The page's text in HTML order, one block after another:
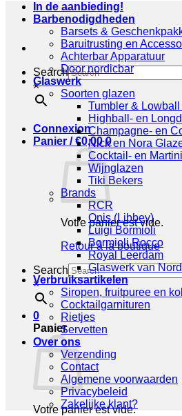
Search
×
Connexion
Panier /€0,00 0
Votre panier est vide.
Retour à la boutique
Search
×
0
Panier
Votre panier est vide.
In de aanbieding!
Barbenodigdheden
Barsets &
Baruitrusting en
Achterbar Apparatuur
Door nordicbar
Glaswerk
Soorten glazen
Tumbler & Lowball
Highball- en
Champagne- en
Nick en Nora
Cocktail- en
Wijnglazen
Tiki Bekers
Brands
RCR
Onis (Libbey)
Luigi Bormioli
Bormioli Rocco
Royal Leerdam
Glaswerk van
Verbruiksartikelen
Siropen, fruitpuree en
Cocktailgarnituren
Rietjes
Servetten
Over ons
Verzending
Contact
Algemene voorwaarden
Privacybeleid
Zakelijke klant?